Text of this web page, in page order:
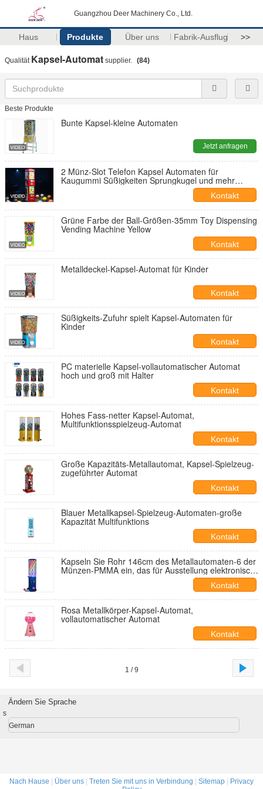
Guangzhou Deer Machinery Co., Ltd.
Haus Produkte Über uns Fabrik-Ausflug >>
Qualität Kapsel-Automat supplier. (84)
Beste Produkte
Bunte Kapsel-kleine Automaten
Jetzt anfragen
2 Münz-Slot Telefon Kapsel Automaten für
Kaugummi Süßigkeiten Sprungkugel und mehr
Kontakt
Grüne Farbe der Ball-Größen-35mm Toy Dispensing
Vending Machine Yellow
Kontakt
Metalldeckel-Kapsel-Automat für Kinder
Kontakt
Süßigkeits-Zufuhr spielt Kapsel-Automaten für
Kinder
Kontakt
PC materielle Kapsel-vollautomatischer Automat
hoch und groß mit Halter
Kontakt
Hohes Fass-netter Kapsel-Automat,
Multifunktionsspielzeug-Automat
Kontakt
Große Kapazitäts-Metallautomat, Kapsel-Spielzeug-
zugeführter Automat
Kontakt
Blauer Metallkapsel-Spielzeug-Automaten-große
Kapazität Multifunktions
Kontakt
Kapseln Sie Rohr 146cm des Metallautomaten-6 der
Münzen-PMMA ein, das für Ausstellung elektronisch
Kontakt
Rosa Metallkörper-Kapsel-Automat,
vollautomatischer Automat
Kontakt
1 / 9
Ändern Sie Sprache
s
German
Nach Hause Über uns Treten Sie mit uns in Verbindung Sitemap
Privacy